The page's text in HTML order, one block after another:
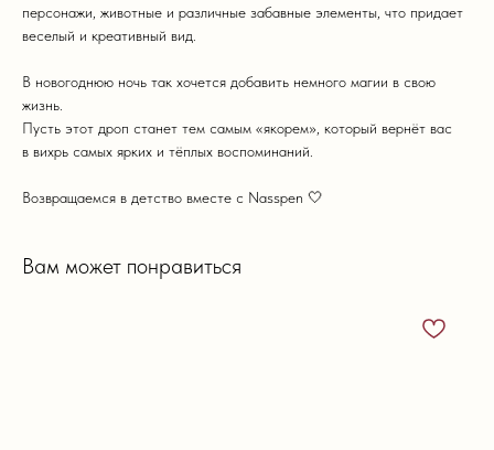
персонажи, животные и различные забавные элементы, что придает
веселый и креативный вид.
В новогоднюю ночь так хочется добавить немного магии в свою
жизнь.
Пусть этот дроп станет тем самым «якорем», который вернёт вас
в вихрь самых ярких и тёплых воспоминаний.
Возвращаемся в детство вместе с Nasspen 🤍
Вам может понравиться